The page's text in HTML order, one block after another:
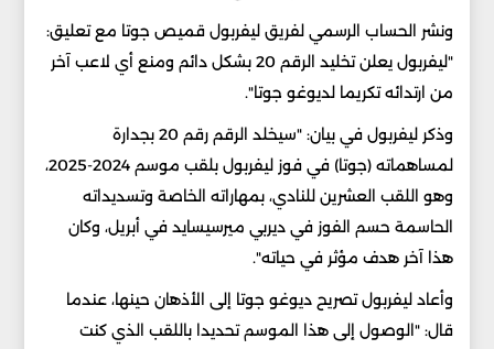
ونشر الحساب الرسمي لفريق ليفربول قميص جوتا مع تعليق:
"ليفربول يعلن تخليد الرقم 20 بشكل دائم ومنع أي لاعب آخر
من ارتدائه تكريما لديوغو جوتا".
وذكر ليفربول في بيان: "سيخلد الرقم رقم 20 بجدارة
لمساهماته (جوتا) في فوز ليفربول بلقب موسم 2024-2025،
وهو اللقب العشرين للنادي، بمهاراته الخاصة وتسديداته
الحاسمة حسم الفوز في ديربي ميرسيسايد في أبريل، وكان
هذا آخر هدف مؤثر في حياته".
وأعاد ليفربول تصريح ديوغو جوتا إلى الأذهان حينها، عندما
قال: "الوصول إلى هذا الموسم تحديدا باللقب الذي كنت